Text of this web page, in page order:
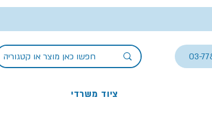
03-
ציוד משרדי